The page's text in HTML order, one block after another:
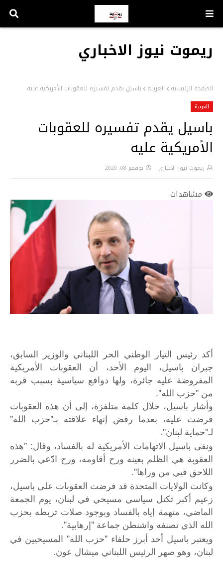
ريموت نيوز الاخباري
الصفحة الرئيسية العربية باسيل يقدم تفسيره للعقوبات الأمريكية عليه
العربية
باسيل يقدم تفسيره للعقوبات
الأمريكية عليه
ريموت نيوز الاخباري نوفمبر 08, 2020
مشاهدات
أكد رئيس التيار الوطني الحر اللبناني والوزير السابق،
جبران باسيل، اليوم الأحد، أن العقوبات الأمريكية
المفروضة عليه جائرة، ولها دوافع سياسية بسبب قربه
من "حزب الله".
وأشار باسيل، خلال كلمة متلفزة، إلى أن هذه العقوبات
فرضت عليه، بعدما رفض إنهاء علاقته بـ"حزب الله"
لـ"حماية لبنان".
ونفى باسيل الاتهامات الأمريكية له بالفساد، وقال: "هذه
العقوبة هي الظلم بعينه ورح أقاومه، ورح ادّعي بالضرر
اللاحق فيي من وراها".
وكانت الولايات المتحدة قد فرضت العقوبات على باسيل،
زعيم أكبر تكتل سياسي مسيحي في لبنان، يوم الجمعة
الماضي، متهمة إياه بالفساد وبوجود صلات تربطه بحزب
الله الذي تصنفه واشنطن جماعة "إرهابية".
ويعتبر باسيل أحد أبرز حلفاء "حزب الله" المسيحيين في
لبنان، وهو صهر الرئيس اللبناني ميشال عون.